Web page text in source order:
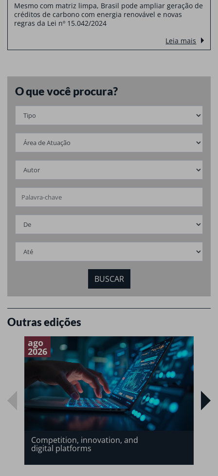
Mesmo com matriz limpa, Brasil pode ampliar geração de
créditos de carbono com energia renovável e novas
regras da Lei nº 15.042/2024
Leia mais
O que você procura?
Outras edições
ago
2026
Competition, innovation, and
digital platforms